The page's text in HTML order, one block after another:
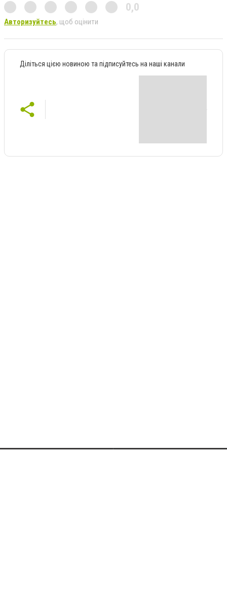
0,0
Авторизуйтесь, щоб оцінити
Діліться цією новиною та підписуйтесь на наші канали